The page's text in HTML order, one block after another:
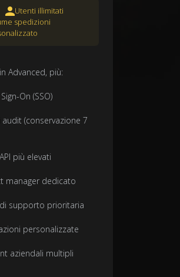
Utenti illimitati
spedizioni
Advanced, più:
On (SSO)
audit (conservazione 7
più elevati
manager dedicato
supporto prioritaria
personalizzate
aziendali multipli